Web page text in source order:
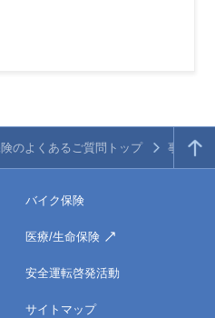
のよくあるご質問トップ 事故・
バイク保険
医療/生命保険
安全運転啓発活動
サイトマップ